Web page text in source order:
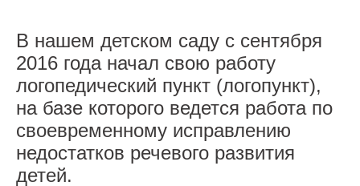
Расписание и режим
Навигатор ДО
Логопункт
Педагогам
В нашем детском саду с сентября
2016 года начал свою работу
логопедический пункт (логопункт),
на базе которого ведется работа по
своевременному исправлению
недостатков речевого развития
детей.